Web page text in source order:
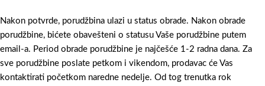
Nakon potvrde, porudžbina ulazi u status obrade. Nakon obrade
porudžbine, bićete obavešteni o statusu Vaše porudžbine putem
email-a. Period obrade porudžbine je najčešće 1-2 radna dana. Za
sve porudžbine poslate petkom i vikendom, prodavac će Vas
kontaktirati početkom naredne nedelje. Od tog trenutka rok